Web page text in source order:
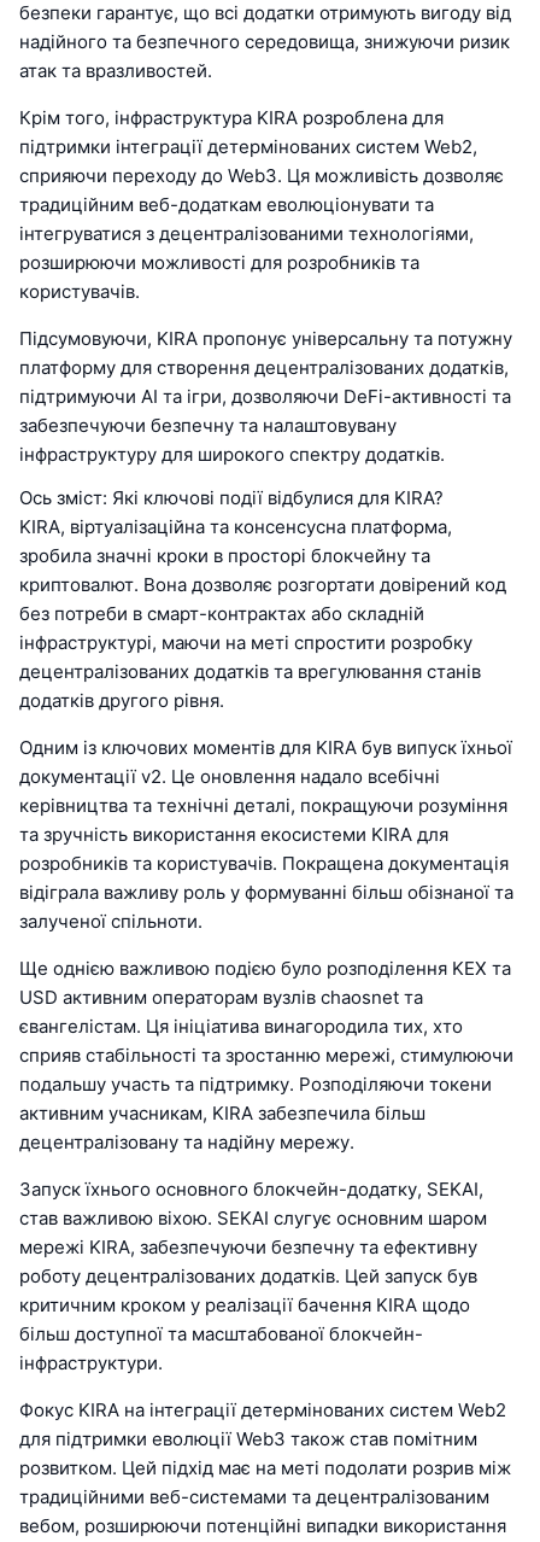
безпеки гарантує, що всі додатки отримують вигоду від
надійного та безпечного середовища, знижуючи ризик
атак та вразливостей.
Крім того, інфраструктура KIRA розроблена для
підтримки інтеграції детермінованих систем Web2,
сприяючи переходу до Web3. Ця можливість дозволяє
традиційним веб-додаткам еволюціонувати та
інтегруватися з децентралізованими технологіями,
розширюючи можливості для розробників та
користувачів.
Підсумовуючи, KIRA пропонує універсальну та потужну
платформу для створення децентралізованих додатків,
підтримуючи AI та ігри, дозволяючи DeFi-активності та
забезпечуючи безпечну та налаштовувану
інфраструктуру для широкого спектру додатків.
Ось зміст: Які ключові події відбулися для KIRA?
KIRA, віртуалізаційна та консенсусна платформа,
зробила значні кроки в просторі блокчейну та
криптовалют. Вона дозволяє розгортати довірений код
без потреби в смарт-контрактах або складній
інфраструктурі, маючи на меті спростити розробку
децентралізованих додатків та врегулювання станів
додатків другого рівня.
Одним із ключових моментів для KIRA був випуск їхньої
документації v2. Це оновлення надало всебічні
керівництва та технічні деталі, покращуючи розуміння
та зручність використання екосистеми KIRA для
розробників та користувачів. Покращена документація
відіграла важливу роль у формуванні більш обізнаної та
залученої спільноти.
Ще однією важливою подією було розподілення KEX та
USD активним операторам вузлів chaosnet та
євангелістам. Ця ініціатива винагородила тих, хто
сприяв стабільності та зростанню мережі, стимулюючи
подальшу участь та підтримку. Розподіляючи токени
активним учасникам, KIRA забезпечила більш
децентралізовану та надійну мережу.
Запуск їхнього основного блокчейн-додатку, SEKAI,
став важливою віхою. SEKAI слугує основним шаром
мережі KIRA, забезпечуючи безпечну та ефективну
роботу децентралізованих додатків. Цей запуск був
критичним кроком у реалізації бачення KIRA щодо
більш доступної та масштабованої блокчейн-
інфраструктури.
Фокус KIRA на інтеграції детермінованих систем Web2
для підтримки еволюції Web3 також став помітним
розвитком. Цей підхід має на меті подолати розрив між
традиційними веб-системами та децентралізованим
вебом, розширюючи потенційні випадки використання